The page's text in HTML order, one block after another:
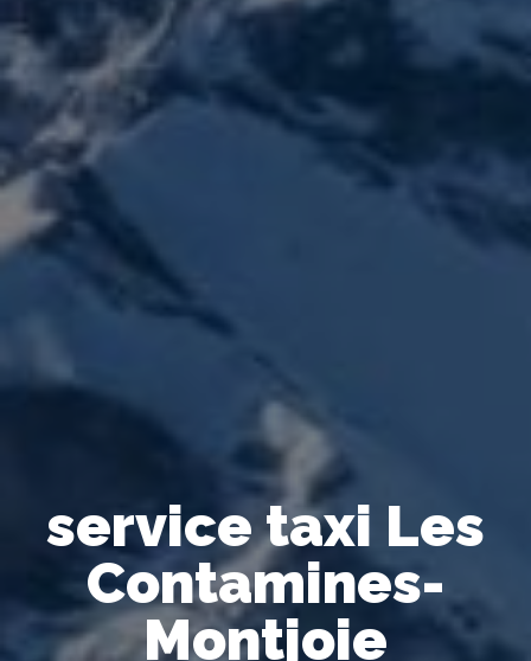
service taxi Les
Contamines-
Montjoie